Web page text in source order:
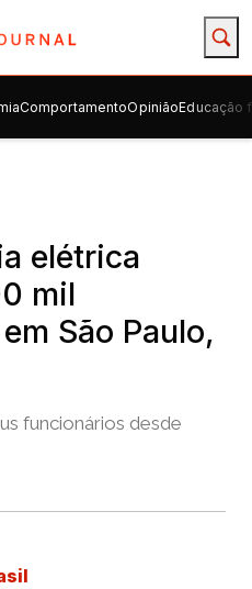
ComportamentoOpiniãoEducação
elétrica
mil
São Paulo,
funcionários desde